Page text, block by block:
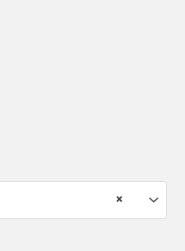
×